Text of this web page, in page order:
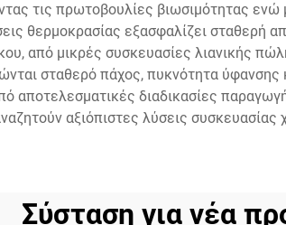
τις πρωτοβουλίες βιωσιμότητας
θερμοκρασίας εξασφαλίζει
από μικρές συσκευασίες λιανικής
σταθερό πάχος, πυκνότητα
διαδικασίες
αξιόπιστες λύσεις
Σύσταση για νέα